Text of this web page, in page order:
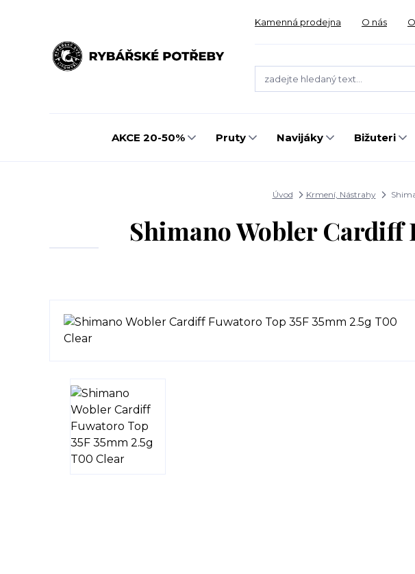
Kamenná prodejna O nás
AKCE 20-50% Pruty Navijáky Bižuteri
Úvod Krmení, Nástrahy
Shimano Wobler Cardiff